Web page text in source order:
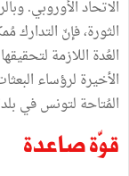
الاتحاد الأوروبي.
الثورة، فإنّ التدارك
العُدة اللازمة
الأخيرة لرؤساء
المُتاحة لتونس في
قوّة صاعدة